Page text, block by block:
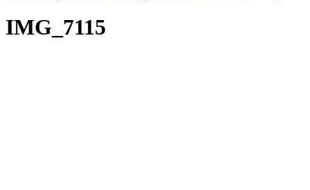
IMG_7115